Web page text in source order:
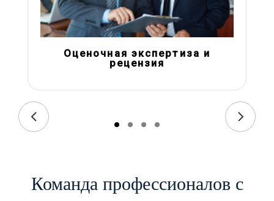
Оценочная экспертиза и
рецензия
Команда профессионалов с